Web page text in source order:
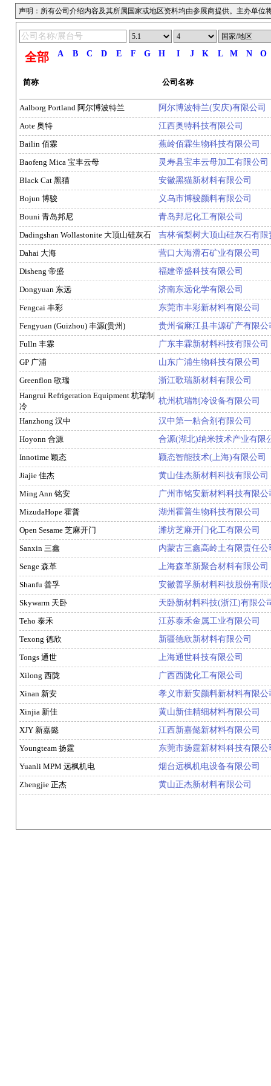
声明：所有公司介绍内容及其所属国家或地区资料均由参展商提供。主办单位
全部 A B C D E F G H I J K L M N O
简称 公司名称
Aalborg Portland 阿尔博波特兰
阿尔博波特兰(安庆)有限公司
Aote 奥特
江西奥特科技有限公司
Bailin 佰霖
蕉岭佰霖生物科技有限公司
Baofeng Mica 宝丰云母
灵寿县宝丰云母加工有限公司
Black Cat 黑猫
安徽黑猫新材料有限公司
Bojun 博骏
义乌市博骏颜料有限公司
Bouni 青岛邦尼
青岛邦尼化工有限公司
Dadingshan Wollastonite 大顶山硅灰石
吉林省梨树大顶山硅灰石有限
Dahai 大海
营口大海滑石矿业有限公司
Disheng 帝盛
福建帝盛科技有限公司
Dongyuan 东远
济南东远化学有限公司
Fengcai 丰彩
东莞市丰彩新材料有限公司
Fengyuan (Guizhou) 丰源(贵州)
贵州省麻江县丰源矿产有限公
Fulln 丰霖
广东丰霖新材料科技有限公司
GP 广浦
山东广浦生物科技有限公司
Greenflon 歌瑞
浙江歌瑞新材料有限公司
Hangrui Refrigeration Equipment 杭瑞制
冷
杭州杭瑞制冷设备有限公司
Hanzhong 汉中
汉中第一粘合剂有限公司
Hoyonn 合源
合源(湖北)纳米技术产业有限
Innotime 颖态
颖态智能技术(上海)有限公司
Jiajie 佳杰
黄山佳杰新材料科技有限公司
Ming Ann 铭安
广州市铭安新材料科技有限公
MizudaHope 霍普
湖州霍普生物科技有限公司
Open Sesame 芝麻开门
潍坊芝麻开门化工有限公司
Sanxin 三鑫
内蒙古三鑫高岭土有限责任公
Senge 森革
上海森革新聚合材料有限公司
Shanfu 善孚
安徽善孚新材料科技股份有限
Skywarm 天卧
天卧新材料科技(浙江)有限公
Teho 泰禾
江苏泰禾金属工业有限公司
Texong 德欣
新疆德欣新材料有限公司
Tongs 通世
上海通世科技有限公司
Xilong 西陇
广西西陇化工有限公司
Xinan 新安
孝义市新安颜料新材料有限公
Xinjia 新佳
黄山新佳精细材料有限公司
XJY 新嘉懿
江西新嘉懿新材料有限公司
Youngteam 扬霆
东莞市扬霆新材料科技有限公
Yuanli MPM 远枫机电
烟台远枫机电设备有限公司
Zhengjie 正杰
黄山正杰新材料有限公司